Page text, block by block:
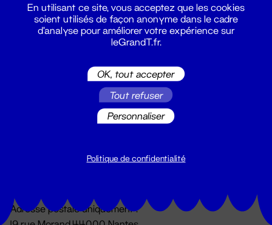
Du lundi au vendredi 14h → 18h
Adresse postale uniquement :
En utilisant ce site, vous acceptez que les cookies
soient utilisés de façon anonyme dans le cadre
d'analyse pour améliorer votre expérience sur
leGrandT.fr.
OK, tout accepter
Tout refuser
Personnaliser
Politique de confidentialité